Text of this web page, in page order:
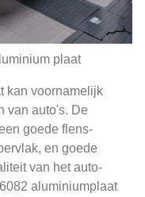
plaat
kan voornamelijk
van auto's. De
goede flens-
en goede
van het auto-
aluminiumplaat